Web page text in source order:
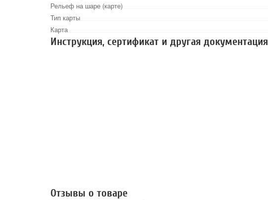
Рельеф на шаре (карте)
Тип карты
Карта
Инструкция, сертификат и другая документация
Отзывы о товаре